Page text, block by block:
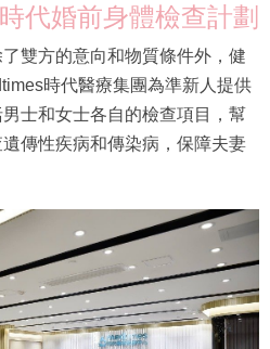
代婚前身體檢查計劃
雙方的意向和物質條件外，健
時代醫療集團為準新人提供
士和女士各自的檢查項目，幫
傳性疾病和傳染病，保障夫妻